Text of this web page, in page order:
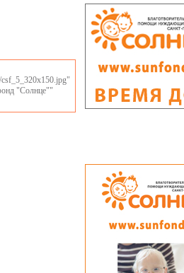
"Солнце""